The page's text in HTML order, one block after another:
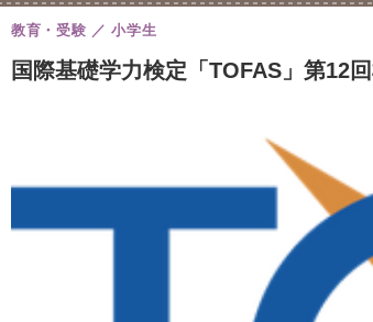
国際基礎学力検定「TOFAS」第12
教育・受験 小学生